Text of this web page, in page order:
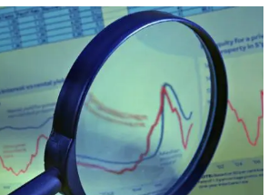
ヒートマップ
ー別パフォーマンス
チャート分析
ピックス
下回った6月の雇用統計